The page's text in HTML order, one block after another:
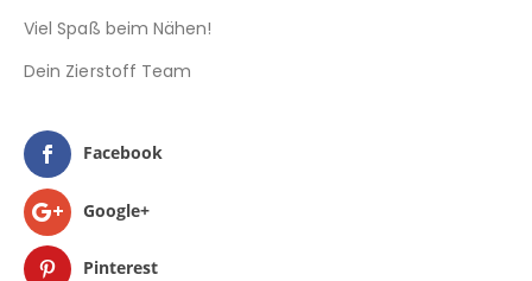
Viel Spaß beim Nähen!
Dein Zierstoff Team
Facebook
Google+
Pinterest